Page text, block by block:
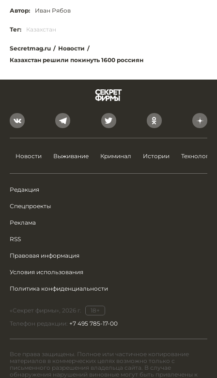
Автор: Иван Рябов
Тег: Казахстан
Secretmag.ru / Новости /
Казахстан решили покинуть 1600 россиян
Новости Выживание Криминал Истории Технологии
Редакция
Спецпроекты
Реклама
RSS
Правовая информация
Условия использования
Политика конфиденциальности
«Секрет фирмы», 2026 г.
18+
Телефон редакции: +7 495 785-17-00
Все права защищены. Полное или частичное копирование
материалов в коммерческих целях возможно только с
письменного разрешения владельца сайта. В случае
обнаружения нарушений виновные могут быть привлечены к